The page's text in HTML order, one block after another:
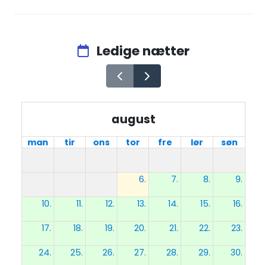
Ledige nætter
august
man tir ons tor fre lør søn
6. 7. 8. 9.
10. 11. 12. 13. 14. 15. 16.
17. 18. 19. 20. 21. 22. 23.
24. 25. 26. 27. 28. 29. 30.